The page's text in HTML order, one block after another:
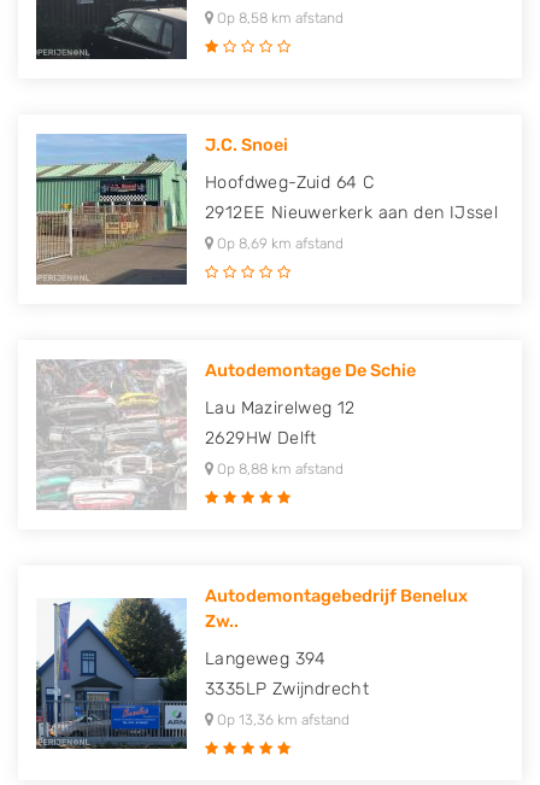
Op 8,58 km afstand
J.C. Snoei
Hoofdweg-Zuid 64 C
2912EE Nieuwerkerk aan den IJssel
Op 8,69 km afstand
Autodemontage De Schie
Lau Mazirelweg 12
2629HW Delft
Op 8,88 km afstand
Autodemontagebedrijf Benelux
Zw..
Langeweg 394
3335LP Zwijndrecht
Op 13,36 km afstand